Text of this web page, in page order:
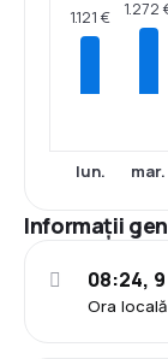
1.121 €
lun.
1.272
mar.
Informații
Ora
08:24,